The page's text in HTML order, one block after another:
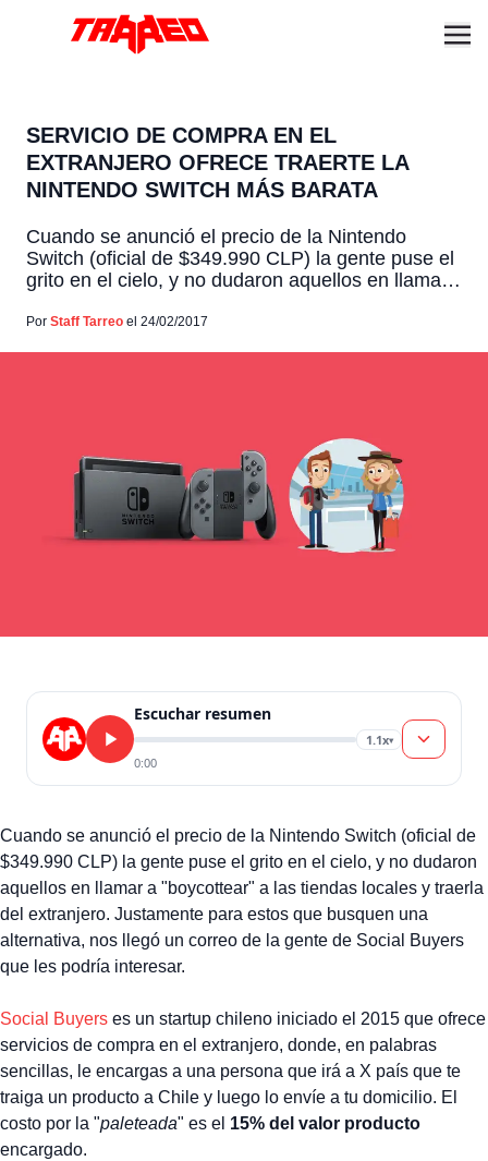
SERVICIO DE COMPRA EN EL
EXTRANJERO OFRECE TRAERTE LA
NINTENDO SWITCH MÁS BARATA
Cuando se anunció el precio de la Nintendo
Switch (oficial de $349.990 CLP) la gente puse el
grito en el cielo, y no dudaron aquellos en llamar
extranjero. Justamente para estos que busquen
Por Staff Tarreo el 24/02/2017
Escuchar resumen
1.1x▾
0:00
Cuando se anunció el precio de la Nintendo Switch (oficial de
$349.990 CLP) la gente puse el grito en el cielo, y no dudaron
aquellos en llamar a "boycottear" a las tiendas locales y traerla
del extranjero. Justamente para estos que busquen una
alternativa, nos llegó un correo de la gente de Social Buyers
que les podría interesar.
Social Buyers es un startup chileno iniciado el 2015 que ofrece
servicios de compra en el extranjero, donde, en palabras
sencillas, le encargas a una persona que irá a X país que te
traiga un producto a Chile y luego lo envíe a tu domicilio. El
costo por la "paleteada" es el 15% del valor producto
encargado.